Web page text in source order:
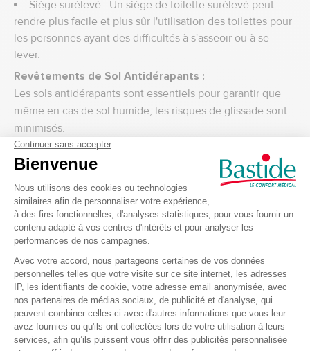
Siège surélevé : Un siège de toilette surélevé peut
rendre plus facile et plus sûr l'utilisation des toilettes pour
les personnes ayant des difficultés à s'asseoir ou à se
lever.
Revêtements de Sol Antidérapants :
Les sols antidérapants sont essentiels pour garantir que
même en cas de sol humide, les risques de glissade sont
minimisés.
Tapis de bain antidérapants : Utilisez des tapis de bain
antidérapants dans la salle de bain pour prévenir les
chutes.
Utiliser des dispositifs d'aide pour
gérer l'incontinence à la maison
Urinoirs de lit :
Ces dispositifs permettent aux utilisateurs de gérer leurs
besoins sans avoir à quitter le lit, offrant ainsi une solution